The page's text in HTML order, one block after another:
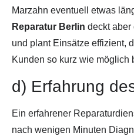
Marzahn eventuell etwas
Reparatur Berlin deckt aber
und plant Einsätze effizient,
Kunden so kurz wie möglich
d) Erfahrung
Ein erfahrener
nach wenigen Minuten